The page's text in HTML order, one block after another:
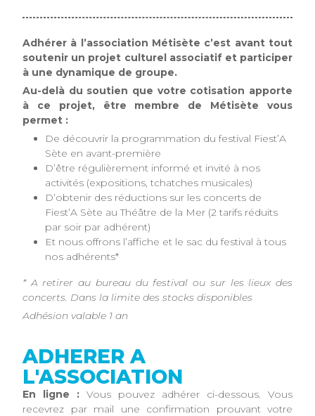
Adhérer à l’association Métisète c’est avant tout
soutenir un projet culturel associatif et participer
à une dynamique de groupe.
Au-delà du soutien que votre cotisation apporte
à ce projet, être membre de Métisète vous
permet :
De découvrir la programmation du festival Fiest’A
Sète en avant-première
D’être régulièrement informé et invité à nos
activités (expositions, tchatches musicales)
D’obtenir des réductions sur les concerts de
Fiest’A Sète au Théâtre de la Mer (2 tarifs réduits
par soir par adhérent)
Et nous offrons l’affiche et le sac du festival à tous
nos adhérents*
* A retirer au bureau du festival ou sur les lieux des
concerts. Dans la limite des stocks disponibles
Adhésion valable 1 an
ADHERER A
L'ASSOCIATION
En ligne : Vous pouvez adhérer ci-dessous. Vous
recevrez par mail une confirmation prouvant votre